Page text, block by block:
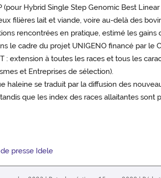
(pour Hybrid Single Step Genomic Best
filières lait et viande, voire au-delà des
rencontrées en pratique, estimé les
le cadre du projet UNIGENO financé par
: extension à toutes les races et tous les
et Entreprises de sélection).
haleine se traduit par la diffusion des
que les index des races allaitantes sont
presse Idele